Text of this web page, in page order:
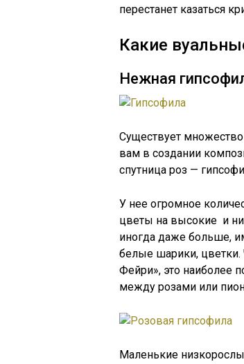
перестанет казаться
Какие
Нежная
Существует
вам в создании
спутница роз —
У нее огромное
цветы на высокие и
иногда даже больше,
белые шарики, цветки.
Фейри», это наиболее
между розами или
Маленькие